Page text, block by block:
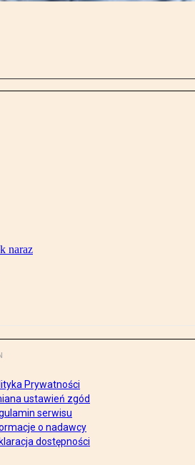
naraz
Prywatności
ustawień zgód
serwisu
o nadawcy
dostępności